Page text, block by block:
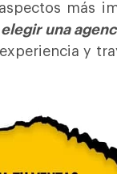
más
elegir una
y